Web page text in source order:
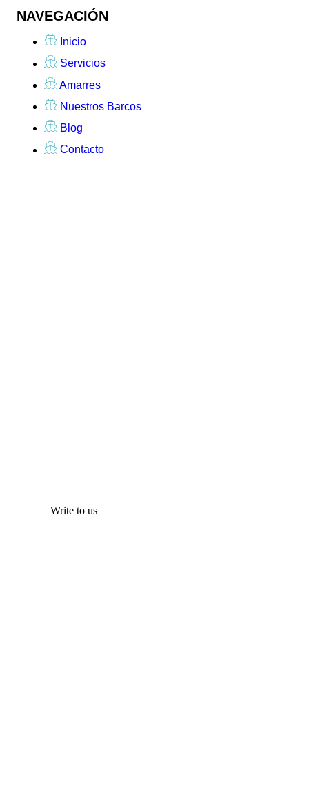
NAVEGACIÓN
Inicio
Servicios
Amarres
Nuestros Barcos
Blog
Contacto
Write to us